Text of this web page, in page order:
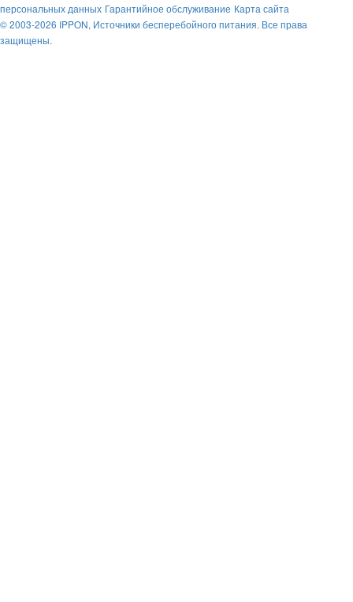
персональных данных Гарантийное обслуживание Карта сайта
© 2003-2026 IPPON, Источники бесперебойного питания. Все права
защищены.